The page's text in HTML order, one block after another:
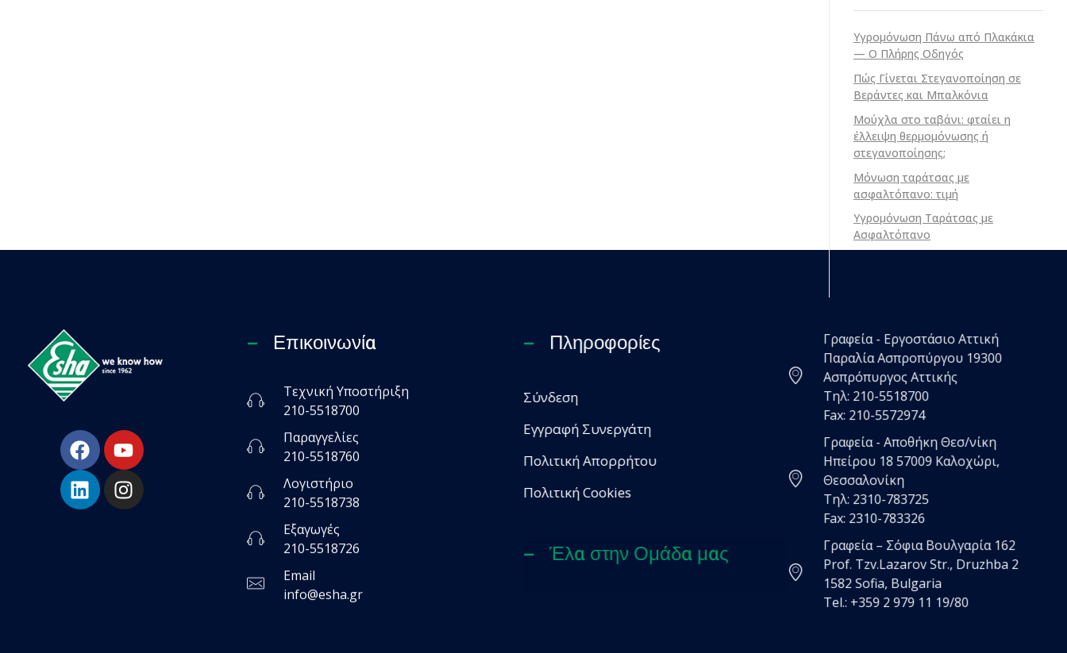
Υγρομόνωση Πάνω από Πλακάκια
— Ο Πλήρης Οδηγός
Πώς Γίνεται Στεγανοποίηση σε
Βεράντες και Μπαλκόνια
Μούχλα στο ταβάνι: φταίει η
έλλειψη θερμομόνωσης ή
στεγανοποίησης;
Μόνωση ταράτσας με
ασφαλτόπανο: τιμή
Υγρομόνωση Ταράτσας με
Ασφαλτόπανο
Επικοινωνία
Τεχνική Υποστήριξη
210-5518700
Παραγγελίες
210-5518760
Λογιστήριο
210-5518738
Εξαγωγές
210-5518726
Email
info@esha.gr
Πληροφορίες
Σύνδεση
Εγγραφή Συνεργάτη
Πολιτική Απορρήτου
Πολιτική Cookies
Έλα στην Ομάδα μας
Γραφεία - Εργοστάσιο Αττική
Παραλία Ασπροπύργου 19300
Ασπρόπυργος Αττικής
Τηλ: 210-5518700
Fax: 210-5572974
Γραφεία - Αποθήκη Θεσ/νίκη
Ηπείρου 18 57009 Καλοχώρι,
Θεσσαλονίκη
Τηλ: 2310-783725
Fax: 2310-783326
Γραφεία – Σόφια Βουλγαρία 162
Prof. Tzv.Lazarov Str., Druzhba 2
1582 Sofia, Bulgaria
Tel.: +359 2 979 11 19/80